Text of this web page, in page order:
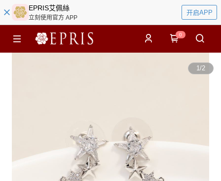
EPRIS艾佩絲
立刻使用官方 APP
开启APP
0
1/2